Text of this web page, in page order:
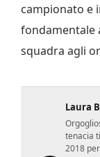
campionato e
fondamentale
squadra agli
Laura
tenacia
2018